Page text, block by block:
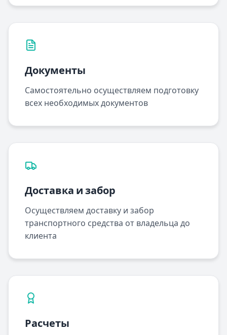
Документы
Самостоятельно осуществляем подготовку
всех необходимых документов
Доставка и забор
Осуществляем доставку и забор
транспортного средства от владельца до
клиента
Расчеты